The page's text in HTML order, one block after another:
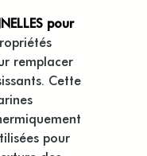
pour
remplacer
Cette
pour